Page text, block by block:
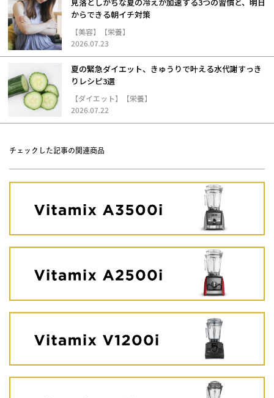
からできる朝イチ対策
【美容】【栄養】
2026.07.23
夏の緊急ダイエット、きゅうりで叶える水代謝すっき
りレシピ3選
【ダイエット】【栄養】
2026.07.22
チェックした記事の関連商品